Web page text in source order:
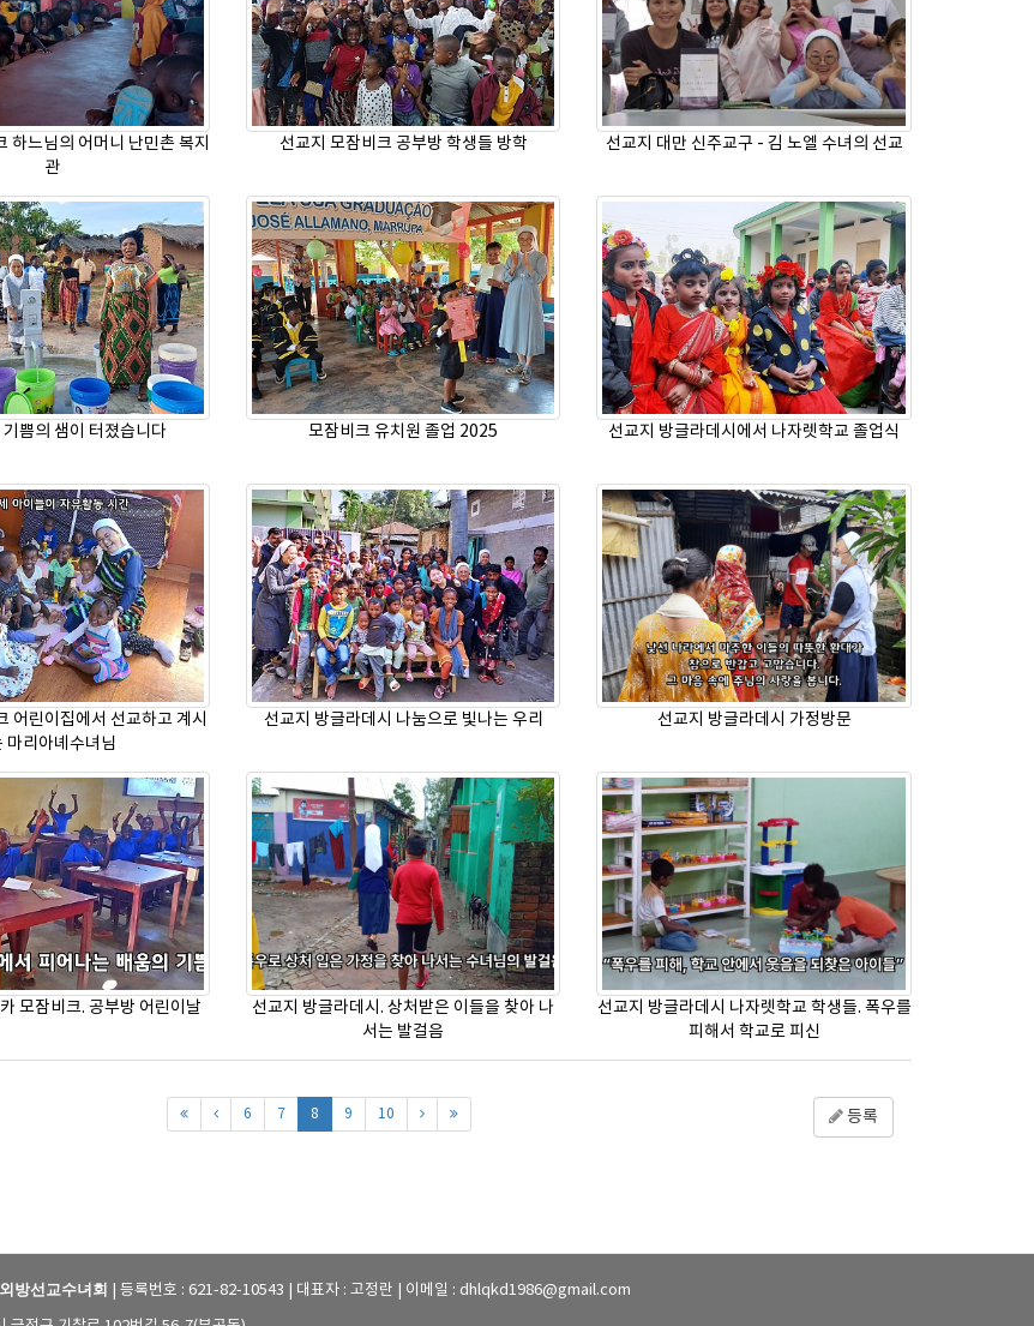
하느님의 어머니 난민촌 복지
관
선교지 모잠비크 공부방 학생들 방학 선교지 대만 신주교구 - 김 노엘 수녀의 선교
쁨의 샘이 터졌습니다 모잠비크 유치원 졸업 2025 선교지 방글라데시에서 나자렛학교 졸업식
어린이집에서 선교하고 계시
마리아녜수녀님
선교지 방글라데시 나눔으로 빛나는 우리 선교지 방글라데시 가정방문
모잠비크. 공부방 어린이날
선교지 방글라데시. 상처받은 이들을 찾아 나
서는 발걸음
선교지 방글라데시 나자렛학교 학생들. 폭우를
피해서 학교로 피신
6 7 8 9 10 등록
방선교수녀회 | 등록번호 : 621-82-10543
대표자 : 고정란 | 이메일 : dhlqkd1986@gmail.com